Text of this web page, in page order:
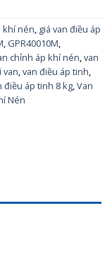
khí nén, giá van điều áp
, GPR40010M,
chỉnh áp khí nén,van
van,van điều áp tinh,
điều áp tinh 8 kg,Van
Nén